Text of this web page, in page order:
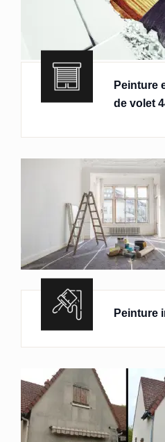
Peinture
de volet
Peinture